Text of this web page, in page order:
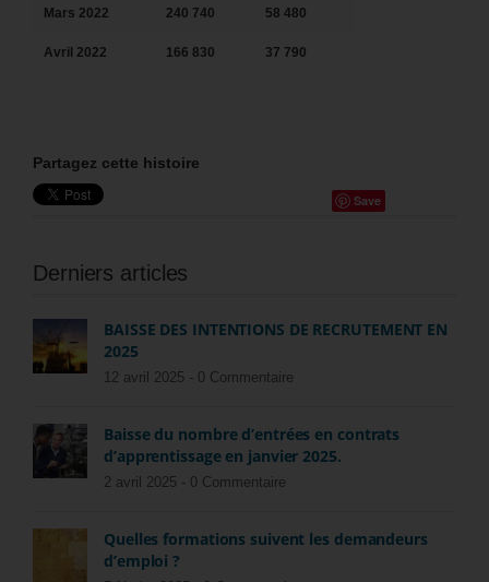
Mars 2022 240 740 58 480
Avril 2022 166 830 37 790
Partagez cette histoire
Save
Derniers articles
BAISSE DES INTENTIONS DE RECRUTEMENT EN
2025
12 avril 2025 - 0 Commentaire
Baisse du nombre d’entrées en contrats
d’apprentissage en janvier 2025.
2 avril 2025 - 0 Commentaire
Quelles formations suivent les demandeurs
d’emploi ?